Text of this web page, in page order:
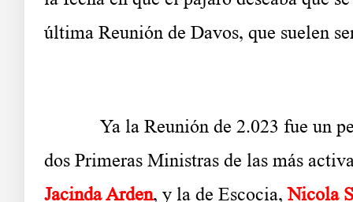
última Reunión de Davos, que suelen
Ya la Reunión de 2.023 fue un
dos Primeras Ministras de las más
Jacinda Arden, y la de Escocia,Nicola